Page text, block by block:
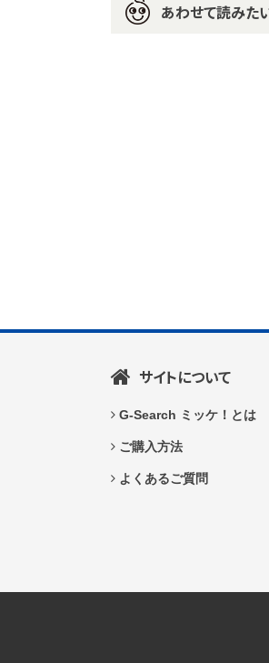
あわせて読みた
サイトについて
G-Search ミッケ！とは
ご購入方法
よくあるご質問